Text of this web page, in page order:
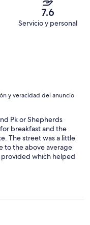
7.6
Servicio y personal
y veracidad del anuncio
Pk or Shepherds
breakfast and the
The street was a little
to the above average
provided which helped
hot. Great stay!